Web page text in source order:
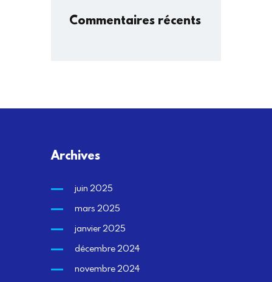
Commentaires récents
Archives
juin 2025
mars 2025
janvier 2025
décembre 2024
novembre 2024